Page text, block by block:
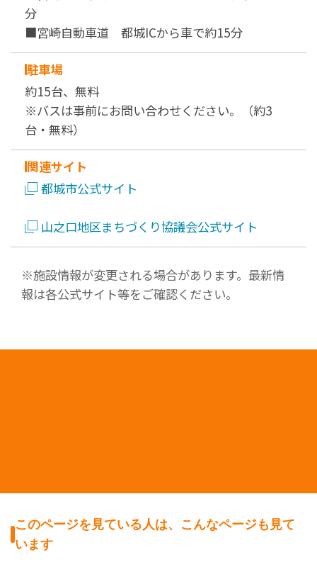
分
■宮崎自動車道 都城ICから車で約15分
駐車場
約15台、無料
※バスは事前にお問い合わせください。（約3
台・無料）
関連サイト
都城市公式サイト
山之口地区まちづくり協議会公式サイト
※施設情報が変更される場合があります。最新情
報は各公式サイト等をご確認ください。
このページを見ている人は、こんなページも見て
います